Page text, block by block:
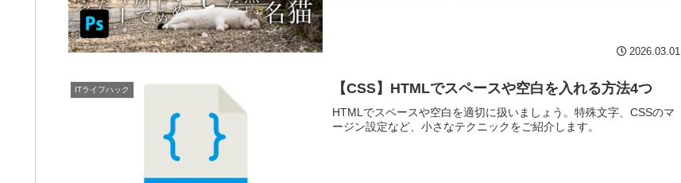
2026.03.01
ITライフハック 【CSS】HTMLでスペースや空白を入れる方法4つ
HTMLでスペースや空白を適切に扱いましょう。特殊文字、CSSのマ
ージン設定など、小さなテクニックをご紹介します。